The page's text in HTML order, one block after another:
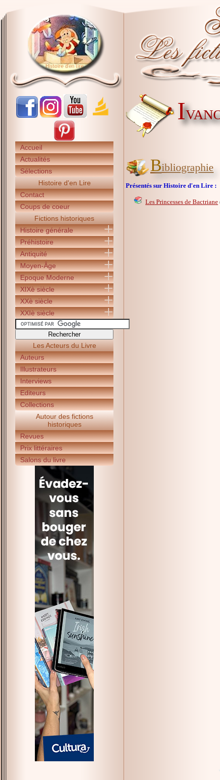
Accueil
Actualités
Sélections
Histoire d'en Lire
Contact
Coups de coeur
Fictions historiques
Histoire générale
Préhistoire
Antiquité
Moyen-Âge
Epoque Moderne
XIXè siècle
XXè siècle
XXIè siècle
Les Acteurs du Livre
Auteurs
Illustrateurs
Interviews
Editeurs
Collections
Autour des fictions
historiques
Revues
Prix littéraires
Salons du livre
I
Bibliographie
Présentés sur Histoire d'en Lire :
Les Princesses de Bactriane